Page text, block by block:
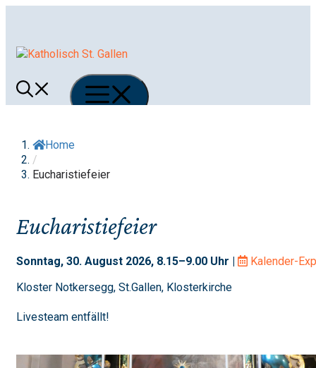
Menü
Home
/
Eucharistiefeier
Eucharistiefeier
Sonntag, 30. August 2026, 8.15–9.00 Uhr |
Kalender-
Kloster Notkersegg, St.Gallen, Klosterkirche
Livesteam entfällt!